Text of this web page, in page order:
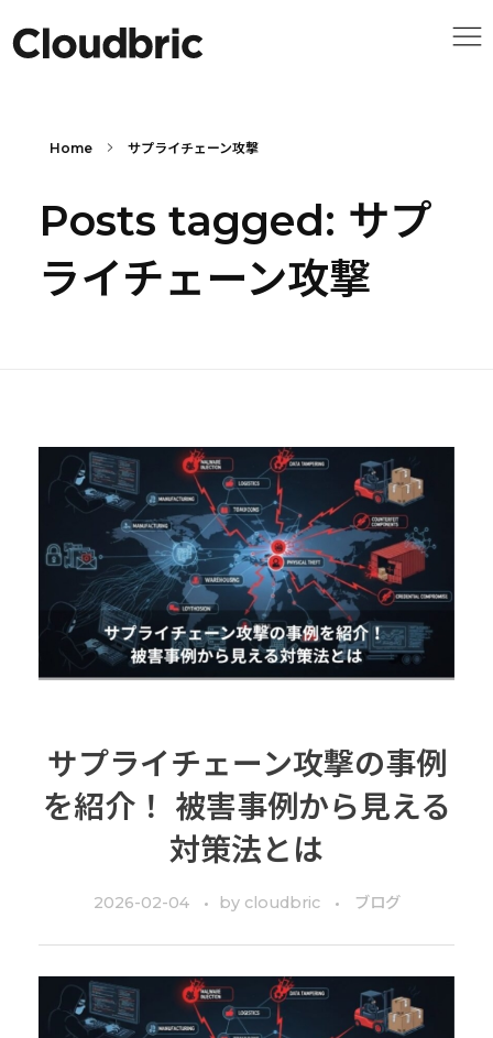
Home サプライチェーン攻撃
Posts tagged: サプ
ライチェーン攻撃
サプライチェーン攻撃の事例
を紹介！ 被害事例から見える
対策法とは
2026-02-04 by cloudbric ブログ